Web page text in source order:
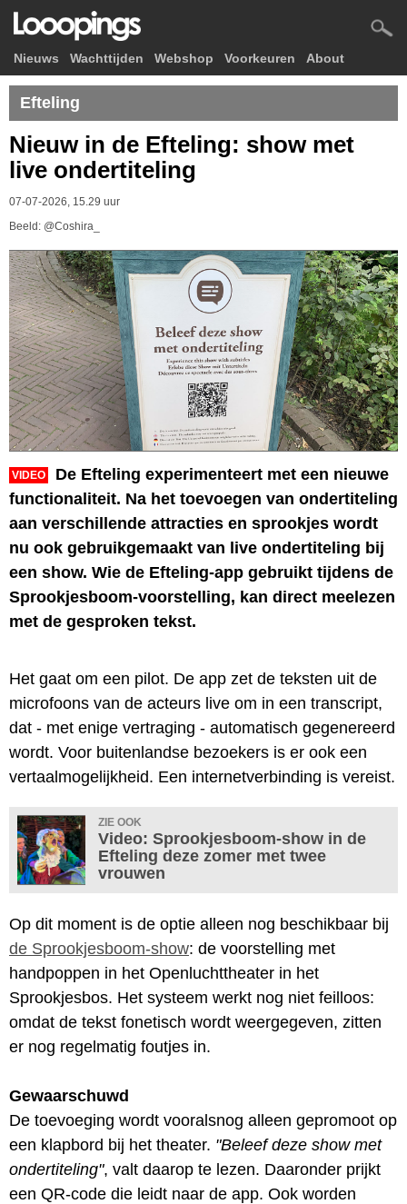
Nieuws Wachttijden Webshop Voorkeuren About
Efteling
Nieuw in de Efteling: show met
live ondertiteling
07-07-2026, 15.29 uur
Beeld: @Coshira_
VIDEO
De Efteling experimenteert met een nieuwe
functionaliteit. Na het toevoegen van ondertiteling
aan verschillende attracties en sprookjes wordt
nu ook gebruikgemaakt van live ondertiteling bij
een show. Wie de Efteling-app gebruikt tijdens de
Sprookjesboom-voorstelling, kan direct meelezen
met de gesproken tekst.
Het gaat om een pilot. De app zet de teksten uit de
microfoons van de acteurs live om in een transcript,
dat - met enige vertraging - automatisch gegenereerd
wordt. Voor buitenlandse bezoekers is er ook een
vertaalmogelijkheid. Een internetverbinding is vereist.
ZIE OOK
Video: Sprookjesboom-show in de
Efteling deze zomer met twee
vrouwen
Op dit moment is de optie alleen nog beschikbaar bij
de Sprookjesboom-show: de voorstelling met
handpoppen in het Openluchttheater in het
Sprookjesbos. Het systeem werkt nog niet feilloos:
omdat de tekst fonetisch wordt weergegeven, zitten
er nog regelmatig foutjes in.
Gewaarschuwd
De toevoeging wordt vooralsnog alleen gepromoot op
een klapbord bij het theater. "Beleef deze show met
ondertiteling", valt daarop te lezen. Daaronder prijkt
een QR-code die leidt naar de app. Ook worden